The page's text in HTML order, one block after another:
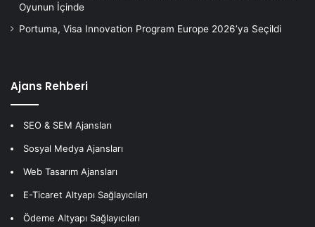
Oyunun İçinde
Portuma, Visa Innovation Program Europe 2026’ya Seçildi
Ajans Rehberi
SEO & SEM Ajansları
Sosyal Medya Ajansları
Web Tasarım Ajansları
E-Ticaret Altyapı Sağlayıcıları
Ödeme Altyapı Sağlayıcıları